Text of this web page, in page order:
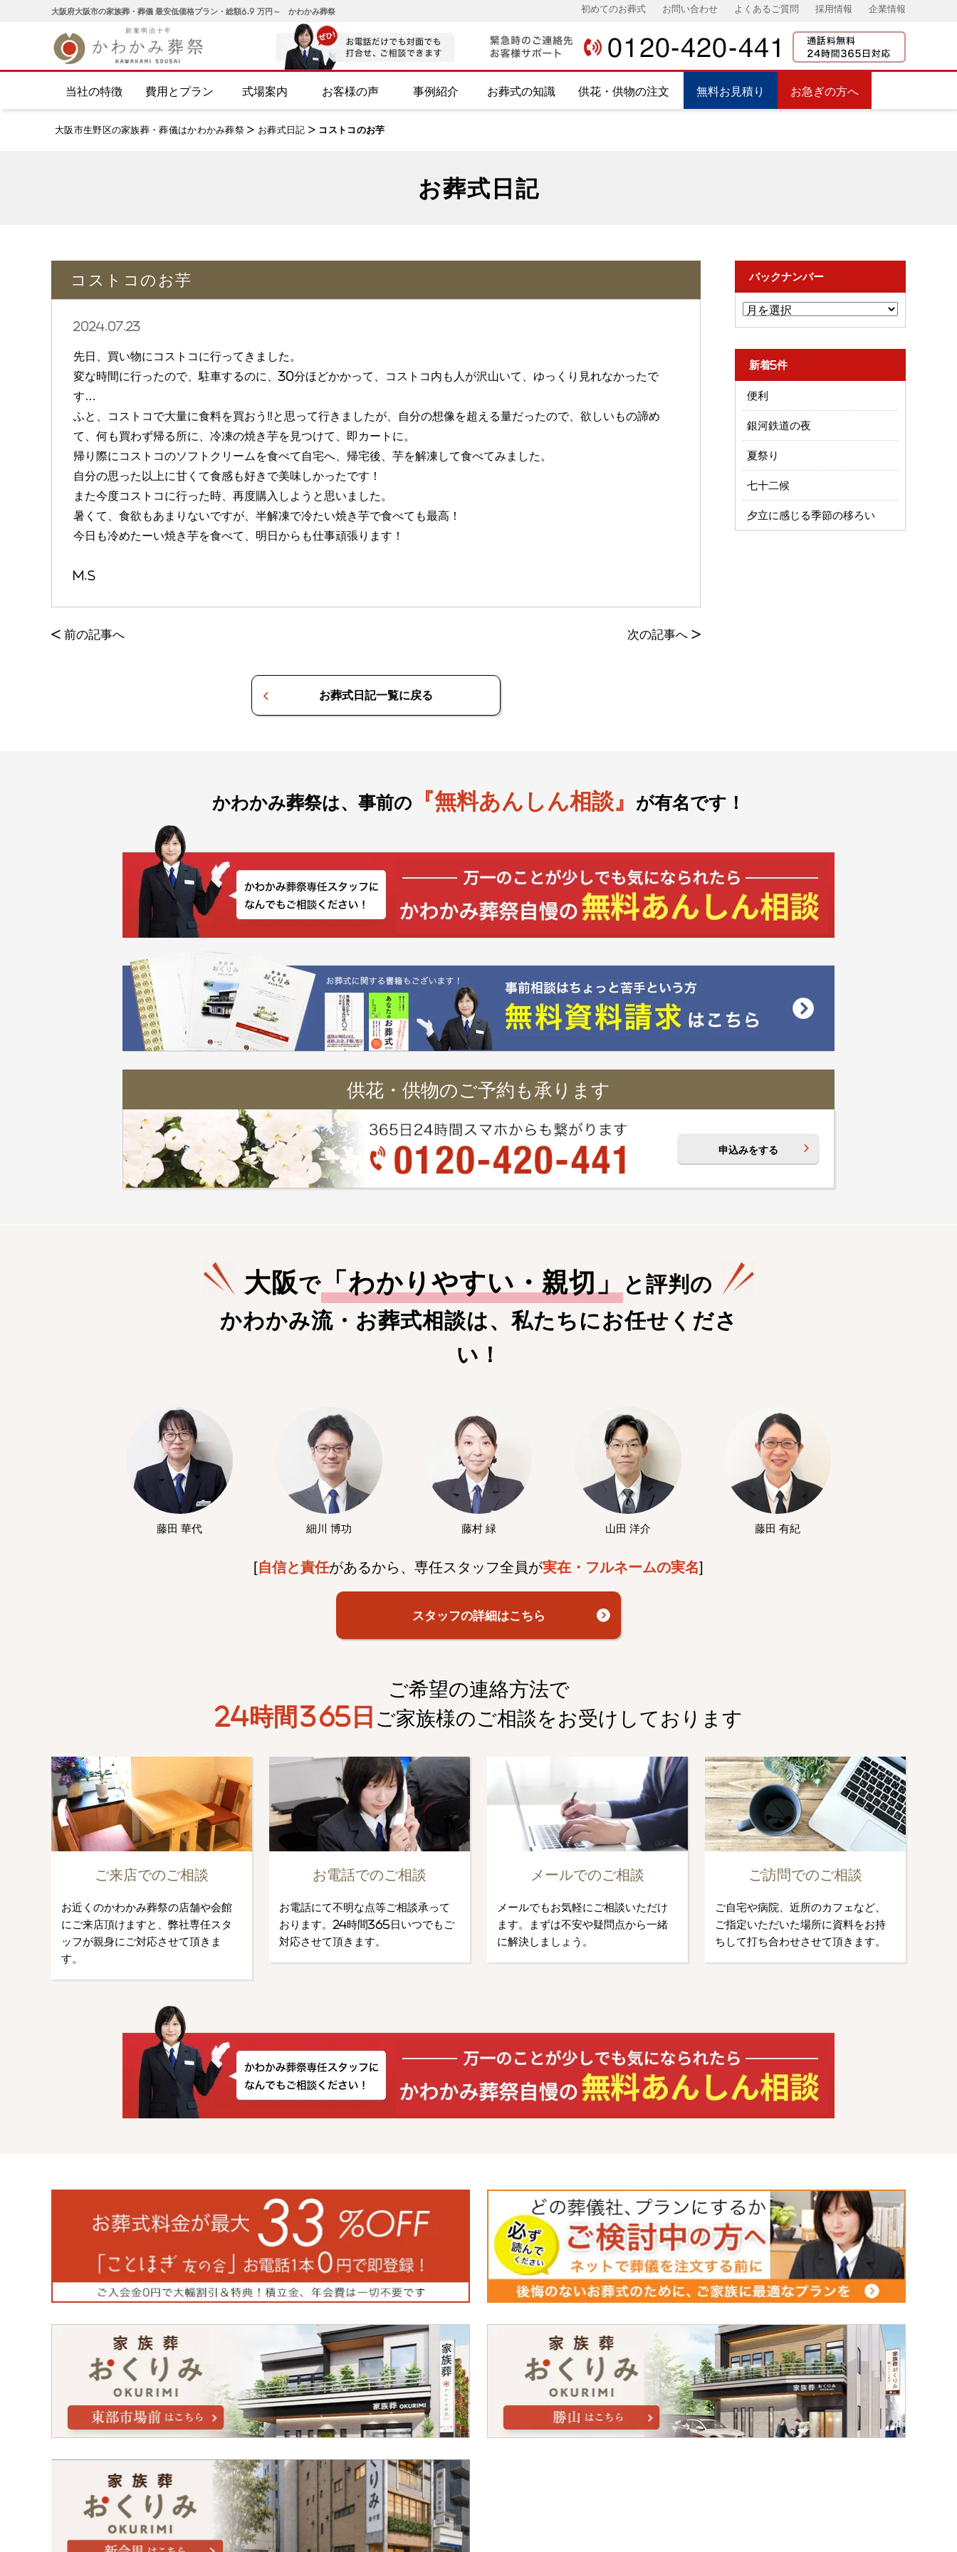
大阪府大阪市の家族葬・葬儀 最安低価格プラン・総額6.9 万円～ かわかみ葬祭 初めてのお葬式 お問い合わせ よくあるご質問 採用情報 企業情報
当社の特徴 費用とプラン 式場案内 お客様の声 事例紹介 お葬式の知識 供花・供物の注文 無料お見積り お急ぎの方へ
大阪市生野区の家族葬・葬儀はかわかみ葬祭 > お葬式日記 > コストコのお芋
お葬式日記
コストコのお芋
2024.07.23
先日、買い物にコストコに行ってきました。
変な時間に行ったので、駐車するのに、30分ほどかかって、コストコ内も人が沢山いて、ゆっくり見れなかったで
す…
ふと、コストコで大量に食料を買おう‼︎と思って行きましたが、自分の想像を超える量だったので、欲しいもの諦め
て、何も買わず帰る所に、冷凍の焼き芋を見つけて、即カートに。
帰り際にコストコのソフトクリームを食べて自宅へ、帰宅後、芋を解凍して食べてみました。
自分の思った以上に甘くて食感も好きで美味しかったです！
また今度コストコに行った時、再度購入しようと思いました。
暑くて、食欲もあまりないですが、半解凍で冷たい焼き芋で食べても最高！
今日も冷めたーい焼き芋を食べて、明日からも仕事頑張ります！
m.s
< 前の記事へ 次の記事へ >
お葬式日記一覧に戻る
バックナンバー
新着5件
便利
銀河鉄道の夜
夏祭り
七十二候
夕立に感じる季節の移ろい
かわかみ葬祭は、事前の 『無料あんしん相談』 が有名です！
供花・供物のご予約も承ります
申込みをする
大阪 で 「 わかりやすい・親切 」
と評判の
かわかみ流・お葬式相談は、私たちにお任せくださ
い！
藤田 華代 細川 博功 藤村 緑 山田 洋介 藤田 有紀
[自信と責任があるから、専任スタッフ全員が実在・フルネームの実名]
スタッフの詳細はこちら
ご希望の連絡方法で
24時間365日 ご家族様のご相談を お受けしております
ご来店でのご相談
お近くのかわかみ葬祭の店舗や会館
にご来店頂けますと、弊社専任スタ
ッフが親身にご対応させて頂きま
す。
お電話でのご相談
お電話にて不明な点等ご相談承って
おります。24時間365日いつでもご
対応させて頂きます。
メールでのご相談
メールでもお気軽にご相談いただけ
ます。まずは不安や疑問点から一緒
に解決しましょう。
ご訪問でのご相談
ご自宅や病院、近所のカフェなど、
ご指定いただいた場所に資料をお持
ちして打ち合わせさせて頂きます。